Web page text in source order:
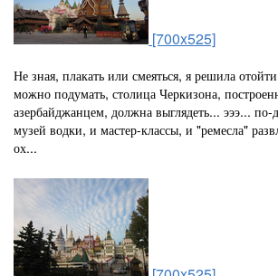
[700x525]
Не зная, плакать или смеяться, я решила
можно подумать, столица Черкизона,
азербайджанцем, должна выглядеть... эээ...
музей водки, и мастер-классы, и "ремесла"
ох...